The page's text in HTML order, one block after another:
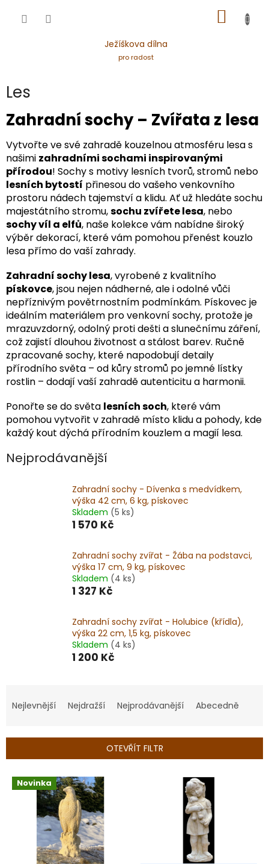
Ježíškova dílna
pro radost
KOŠÍK
Les
Zahradní sochy – Zvířata z lesa
Vytvořte ve své zahradě kouzelnou atmosféru lesa s
našimi zahradními sochami inspirovanými
přírodou! Sochy s motivy lesních tvorů, stromů nebo
lesních bytostí přinesou do vašeho venkovního
prostoru nádech tajemství a klidu. Ať už hledáte sochu
majestátního stromu,sochu zvířete lesa, nebo
sochy víl a elfů, naše kolekce vám nabídne široký
výběr dekorací, které vám pomohou přenést kouzlo
lesa přímo do vaší zahrady.
Zahradní sochy lesa, vyrobené z kvalitního
pískovce, jsou nejen nádherné, ale i odolné vůči
nepříznivým povětrnostním podmínkám. Pískovec je
ideálním materiálem pro venkovní sochy, protože je
mrazuvzdorný, odolný proti dešti a slunečnímu záření,
což zajistí dlouhou životnost a stálost barev. Ručně
zpracované sochy, které napodobují detaily
přírodního světa – od kůry stromů po jemné lístky
rostlin – dodají vaší zahradě autenticitu a harmonii.
Ponořte se do světa lesních soch, které vám
pomohou vytvořit v zahradě místo klidu a pohody, kde
každý kout dýchá přírodním kouzlem a magií lesa.
Nejprodávanější
Zahradní sochy - Dívenka s medvídkem,
výška 42 cm, 6 kg, pískovec
Skladem (5 ks)
1 570 Kč
Zahradní sochy zvířat - Žába na podstavci,
výška 17 cm, 9 kg, pískovec
Skladem (4 ks)
1 327 Kč
Zahradní sochy zvířat - Holubice (křídla),
výška 22 cm, 1,5 kg, pískovec
Skladem (4 ks)
1 200 Kč
a
í
Nejlevnější Nejdražší Nejprodávanější Abecedně
OTEVŘÍT FILTR
V Novinka